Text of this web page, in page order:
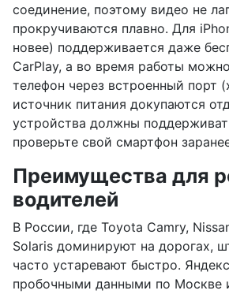
соединение, поэтому видео не
прокручиваются плавно. Для
новее) поддерживается даже
CarPlay, а во время работы
телефон через встроенный порт
источник питания докупаются
устройства должны
проверьте свой смартфон
Преимущества для
водителей
В России, где Toyota Camry,
Solaris доминируют на дорогах,
часто устаревают быстро.
пробочными данными по Москве